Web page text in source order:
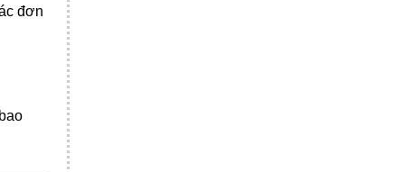
đơn